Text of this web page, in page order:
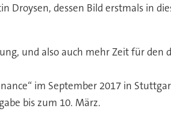
Droysen, dessen Bild erstmals in
und also auch mehr Zeit für den
im September 2017 in
bis zum 10. März.